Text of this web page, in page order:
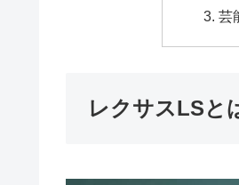
芸
レクサスLSと